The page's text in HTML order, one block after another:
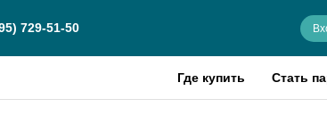
729-51-50
Где купить Стать